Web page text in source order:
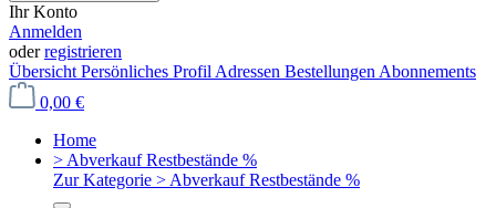
Ihr Konto
Anmelden
oderregistrieren
Übersicht Persönliches Profil Adressen Bestellungen Abonnements
0,00 €
Home
> Abverkauf Restbestände %
Zur Kategorie > Abverkauf Restbestände %